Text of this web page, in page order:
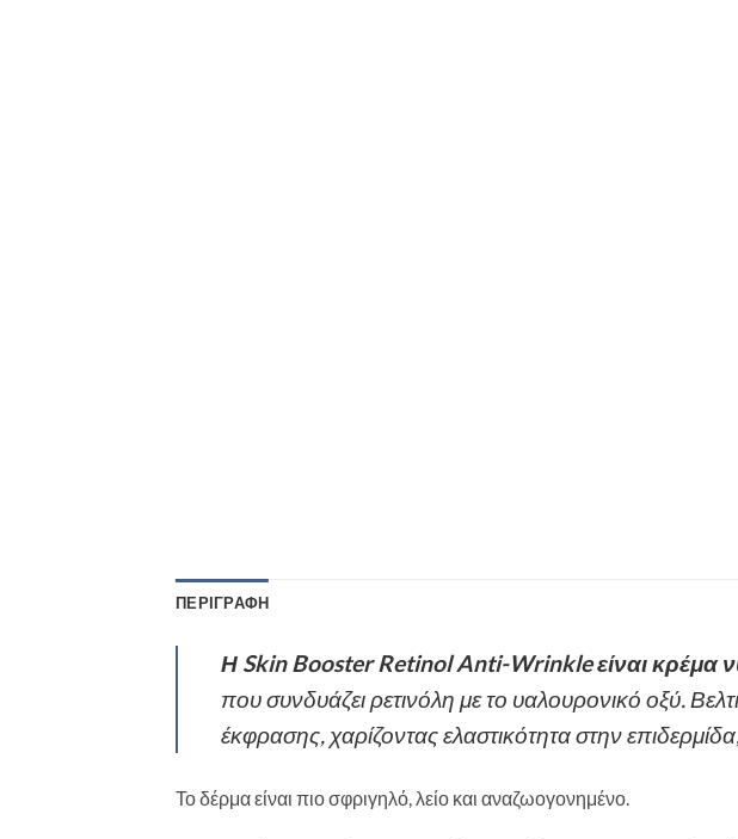
ΠΕΡΙΓΡΑΦΉ
Η Skin Booster Retinol Anti-Wrinkle είναι κρέμα
που συνδυάζει ρετινόλη με το υαλουρονικό οξύ.
έκφρασης, χαρίζοντας ελαστικότητα στην
Το δέρμα είναι πιο σφριγηλό, λείο και αναζωογονημένο.